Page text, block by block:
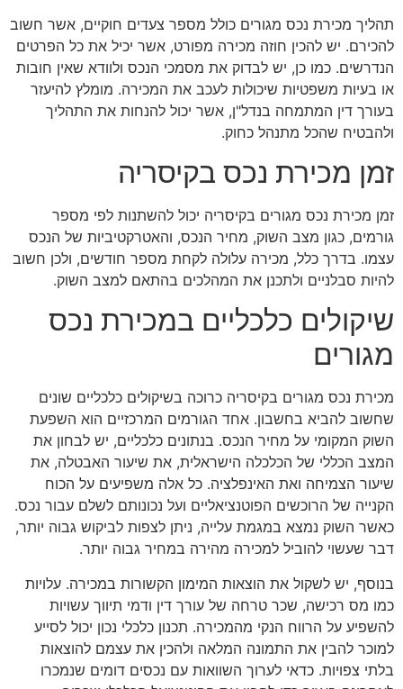
תהליך מכירת נכס מגורים כולל מספר צעדים חוקיים, אשר חשוב
להכירם. יש להכין חוזה מכירה מפורט, אשר יכיל את כל הפרטים
הנדרשים. כמו כן, יש לבדוק את מסמכי הנכס ולוודא שאין חובות
או בעיות משפטיות שיכולות לעכב את המכירה. מומלץ להיעזר
בעורך דין המתמחה בנדל"ן, אשר יכול להנחות את התהליך
ולהבטיח שהכל מתנהל כחוק.
זמן מכירת נכס בקיסריה
זמן מכירת נכס מגורים בקיסריה יכול להשתנות לפי מספר
גורמים, כגון מצב השוק, מחיר הנכס, והאטרקטיביות של הנכס
עצמו. בדרך כלל, מכירה עלולה לקחת מספר חודשים, ולכן חשוב
להיות סבלניים ולתכנן את המהלכים בהתאם למצב השוק.
שיקולים כלכליים במכירת נכס
מגורים
מכירת נכס מגורים בקיסריה כרוכה בשיקולים כלכליים שונים
שחשוב להביא בחשבון. אחד הגורמים המרכזיים הוא השפעת
השוק המקומי על מחיר הנכס. בנתונים כלכליים, יש לבחון את
המצב הכללי של הכלכלה הישראלית, את שיעור האבטלה, את
שיעור הצמיחה ואת האינפלציה. כל אלה משפיעים על הכוח
הקנייה של הרוכשים הפוטנציאליים ועל נכונותם לשלם עבור נכס.
כאשר השוק נמצא במגמת עלייה, ניתן לצפות לביקוש גבוה יותר,
דבר שעשוי להוביל למכירה מהירה במחיר גבוה יותר.
בנוסף, יש לשקול את הוצאות המימון הקשורות במכירה. עלויות
כמו מס רכישה, שכר טרחה של עורך דין ודמי תיווך עשויות
להשפיע על הרווח הנקי מהמכירה. תכנון כלכלי נכון יכול לסייע
למוכר להבין את התמונה המלאה ולהכין את עצמם להוצאות
בלתי צפויות. כדאי לערוך השוואות עם נכסים דומים שנמכרו